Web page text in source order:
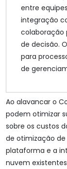
entre
integração
colaboração
de decisão.
para
de
Ao alavancar o
podem otimizar
sobre os custos
de otimização de
plataforma e a
nuvem